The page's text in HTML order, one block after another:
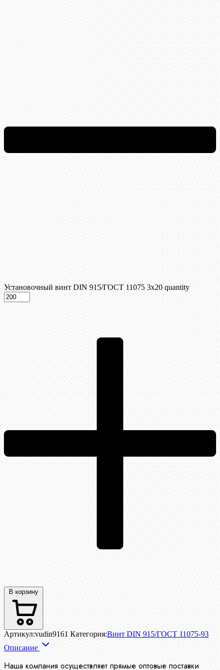
Установочный винт DIN 915/ГОСТ 11075 3х20 quantity
В корзину
Артикул:vudin9161 Категория:Винт DIN 915/ГОСТ 11075-93
Описание
Наша компания осуществляет прямые оптовые поставки